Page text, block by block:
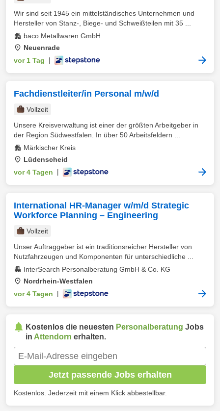
Wir sind seit 1945 ein mittelständisches Unternehmen und
Hersteller von Stanz-, Biege- und Schweißteilen mit 35 ...
baco Metallwaren GmbH
Neuenrade
vor 1 Tag
Fachdienstleiter/in Personal m/w/d
Vollzeit
Unsere Kreisverwaltung ist einer der größten Arbeitgeber in
der Region Südwestfalen. In über 50 Arbeitsfeldern ...
Märkischer Kreis
Lüdenscheid
vor 4 Tagen
International HR-Manager w/m/d Strategic
Workforce Planning – Engineering
Vollzeit
Unser Auftraggeber ist ein traditionsreicher Hersteller von
Nutzfahrzeugen und Komponenten für unterschiedliche ...
InterSearch Personalberatung GmbH & Co. KG
Nordrhein-Westfalen
vor 4 Tagen
Kostenlos die neuesten Personalberatung Jobs
in Attendorn erhalten.
Jetzt passende Jobs erhalten
Kostenlos. Jederzeit mit einem Klick abbestellbar.